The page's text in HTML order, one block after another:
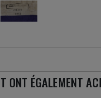
ONT ÉGALEMENT